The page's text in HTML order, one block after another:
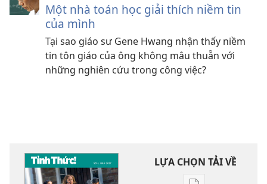
Một nhà toán học giải thích niềm tin
của mình
Tại sao giáo sư Gene Hwang nhận thấy niềm
tin tôn giáo của ông không mâu thuẫn với
những nghiên cứu trong công việc?
LỰA CHỌN TẢI VỀ